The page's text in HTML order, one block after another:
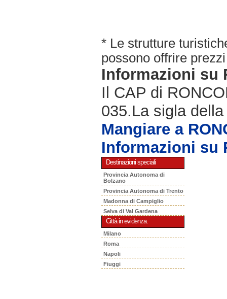
* Le strutture
possono offrire
Informazioni su
Il CAP di
035.La sigla
Mangiare a
Informazioni su
Destinazioni speciali
Provincia Autonoma di
Bolzano
Provincia Autonoma di Trento
Madonna di Campiglio
Selva di Val Gardena
Città in evidenza.
Milano
Roma
Napoli
Fiuggi